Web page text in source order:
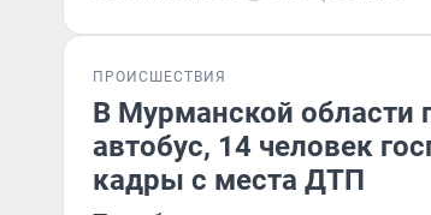
ПРОИСШЕСТВИЯ
В Мурманской области
автобус, 14 человек
кадры с места ДТП